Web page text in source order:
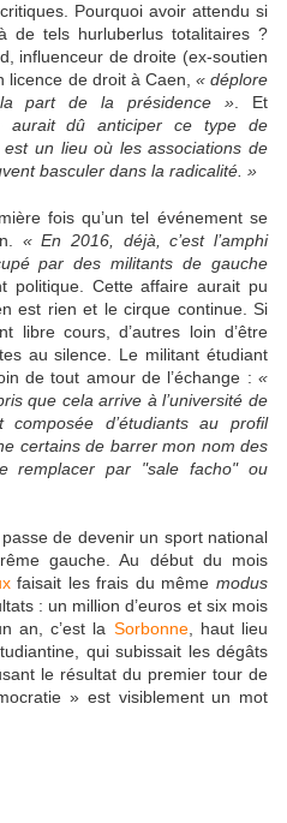
Pourquoi avoir attendu si
de tels hurluberlus totalitaires ?
influenceur de droite (ex-soutien
licence de droit à Caen, « déplore
part de la présidence » . Et
aurait dû anticiper ce type de
un lieu où les associations de
basculer dans la radicalité. »
fois qu’un tel événement se
« En 2016, déjà, c’est l’amphi
par des militants de gauche
politique. Cette affaire aurait pu
est rien et le cirque continue. Si
libre cours, d’autres loin d’être
au silence. Le militant étudiant
de tout amour de l’échange : «
que cela arrive à l’université de
d’étudiants au profil
certains de barrer mon nom des
remplacer par "sale facho" ou
de devenir un sport national
gauche. Au début du mois
faisait les frais du mêmemodus
: un million d’euros et six mois
an, c’est la Sorbonne, haut lieu
qui subissait les dégâts
le résultat du premier tour de
» est visiblement un mot